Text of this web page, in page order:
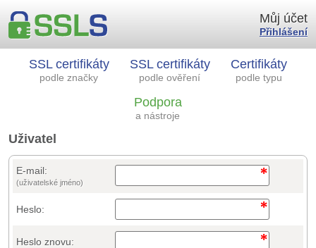
SSL certifikáty
podle značky
SSL certifikáty
podle ověření
Certifikáty
podle typu
Podpora
a nástroje
Můj účet
Přihlášení
Uživatel
E-mail:
(uživatelské jméno)
Heslo:
Heslo znovu: